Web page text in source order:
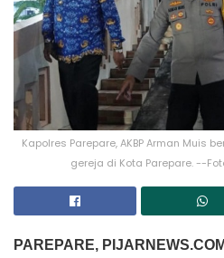
Kapolres Parepare, AKBP Arman Muis
gereja di Kota Parepare. --
PAREPARE,